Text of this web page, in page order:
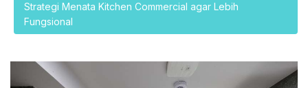
Strategi Menata Kitchen Commercial agar Lebih
Fungsional